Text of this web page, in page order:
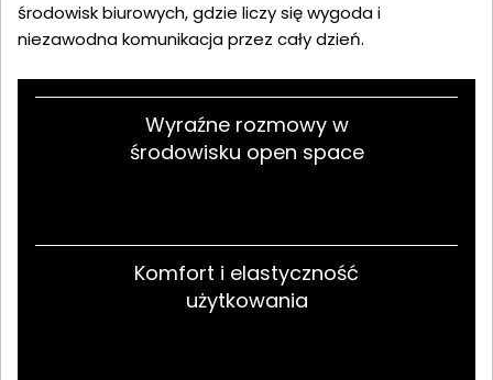
środowisk biurowych, gdzie liczy się wygoda i
niezawodna komunikacja przez cały dzień.
Wyraźne rozmowy w
środowisku open space
Komfort i elastyczność
użytkowania